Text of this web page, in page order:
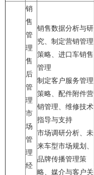
销
售
管
理
售
后
管
理
市
场
管
理
经
销售数据分析与研
究、制定营销管理
策略、进口车销售
管理
制定客户服务管理
策略、配件附件营
销管理、维修技术
指导与支持
市场调研分析、未
来车型市场规划、
品牌传播管理策
略、媒介与客户关